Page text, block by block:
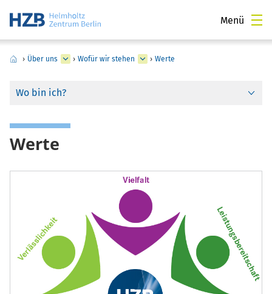
Menü
› Über uns › Wofür wir stehen › Werte
Wo bin ich?
Werte